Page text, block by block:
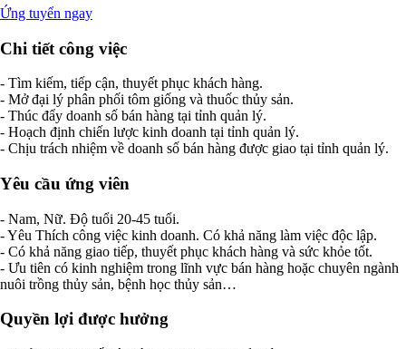
Ứng tuyển ngay
Chi tiết công việc
- Tìm kiếm, tiếp cận, thuyết phục khách hàng.
- Mở đại lý phân phối tôm giống và thuốc thủy sản.
- Thúc đẩy doanh số bán hàng tại tỉnh quản lý.
- Hoạch định chiến lược kinh doanh tại tỉnh quản lý.
- Chịu trách nhiệm về doanh số bán hàng được giao tại tỉnh quản lý.
Yêu cầu ứng viên
- Nam, Nữ. Độ tuổi 20-45 tuổi.
- Yêu Thích công việc kinh doanh. Có khả năng làm việc độc lập.
- Có khả năng giao tiếp, thuyết phục khách hàng và sức khỏe tốt.
- Ưu tiên có kinh nghiệm trong lĩnh vực bán hàng hoặc chuyên ngành
nuôi trồng thủy sản, bệnh học thủy sản…
Quyền lợi được hưởng